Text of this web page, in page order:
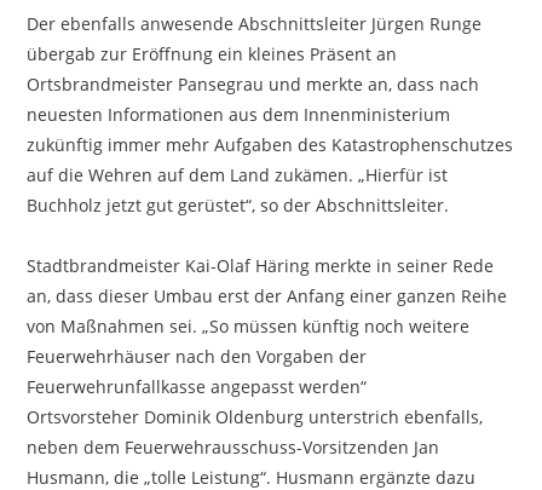
Der ebenfalls anwesende Abschnittsleiter Jürgen Runge
übergab zur Eröffnung ein kleines Präsent an
Ortsbrandmeister Pansegrau und merkte an, dass nach
neuesten Informationen aus dem Innenministerium
zukünftig immer mehr Aufgaben des Katastrophenschutzes
auf die Wehren auf dem Land zukämen. „Hierfür ist
Buchholz jetzt gut gerüstet“, so der Abschnittsleiter.
Stadtbrandmeister Kai-Olaf Häring merkte in seiner Rede
an, dass dieser Umbau erst der Anfang einer ganzen Reihe
von Maßnahmen sei. „So müssen künftig noch weitere
Feuerwehrhäuser nach den Vorgaben der
Feuerwehrunfallkasse angepasst werden“
Ortsvorsteher Dominik Oldenburg unterstrich ebenfalls,
neben dem Feuerwehrausschuss-Vorsitzenden Jan
Husmann, die „tolle Leistung“. Husmann ergänzte dazu